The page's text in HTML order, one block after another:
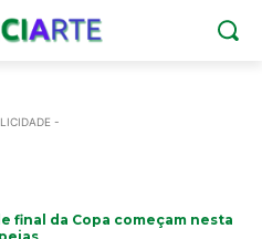
-
final da Copa começam nesta